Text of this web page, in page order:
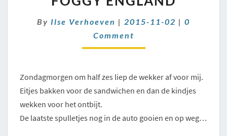
By Ilse Verhoeven | 2015-11-02 | 0
Comment
Zondagmorgen om half zes liep de wekker af voor mij.
Eitjes bakken voor de sandwichen en dan de kindjes
wekken voor het ontbijt.
De laatste spulletjes nog in de auto gooien en op weg…